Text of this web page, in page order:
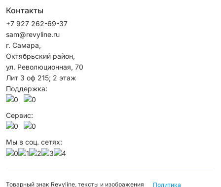
Контакты
+7 927 262-69-37
sam@revyline.ru
г. Самара,
Октябрьский район, ​
ул. Революционная, 70
Лит 3 оф 215; 2 этаж
Поддержка:
Сервис:
Мы в соц. сетях:
Товарный знак Revyline, тексты и изображения Политика